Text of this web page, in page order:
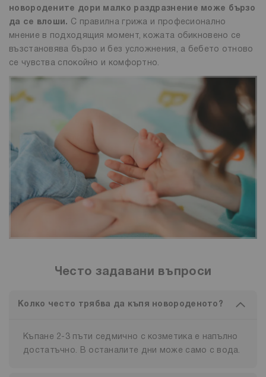
новородените дори малко раздразнение може бързо
да се влоши. С правилна грижа и професионално
мнение в подходящия момент, кожата обикновено се
възстановява бързо и без усложнения, а бебето отново
се чувства спокойно и комфортно.
Често задавани въпроси
Колко често трябва да къпя новороденото?
Къпане 2-3 пъти седмично с козметика е напълно
достатъчно. В останалите дни може само с вода.